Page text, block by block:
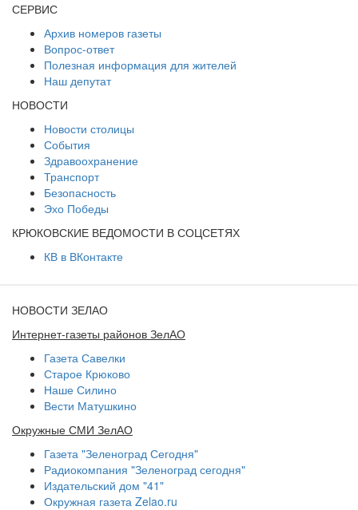
СЕРВИС
Архив номеров газеты
Вопрос-ответ
Полезная информация для жителей
Наш депутат
НОВОСТИ
Новости столицы
События
Здравоохранение
Транспорт
Безопасность
Эхо Победы
КРЮКОВСКИЕ ВЕДОМОСТИ В СОЦСЕТЯХ
КВ в ВКонтакте
НОВОСТИ ЗЕЛАО
Интернет-газеты районов ЗелАО
Газета Савелки
Старое Крюково
Наше Силино
Вести Матушкино
Окружные СМИ ЗелАО
Газета "Зеленоград Сегодня"
Радиокомпания "Зеленоград сегодня"
Издательский дом "41"
Окружная газета Zelao.ru